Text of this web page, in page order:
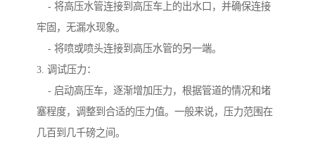
- 将高压水管连接到高压车上的出水口，并确保连接
牢固，无漏水现象。
- 将喷或喷头连接到高压水管的另一端。
3. 调试压力：
- 启动高压车，逐渐增加压力，根据管道的情况和堵
塞程度，调整到合适的压力值。一般来说，压力范围在
几百到几千磅之间。